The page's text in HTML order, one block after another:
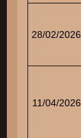
28/02/2026
11/04/2026